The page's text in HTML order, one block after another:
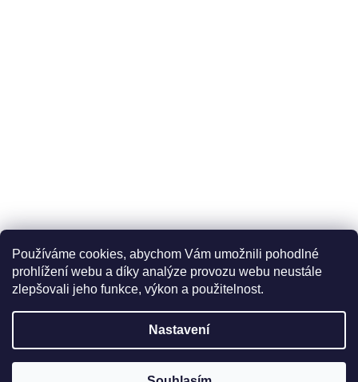
Používáme cookies, abychom Vám umožnili pohodlné
prohlížení webu a díky analýze provozu webu neustále
zlepšovali jeho funkce, výkon a použitelnost.
Nastavení